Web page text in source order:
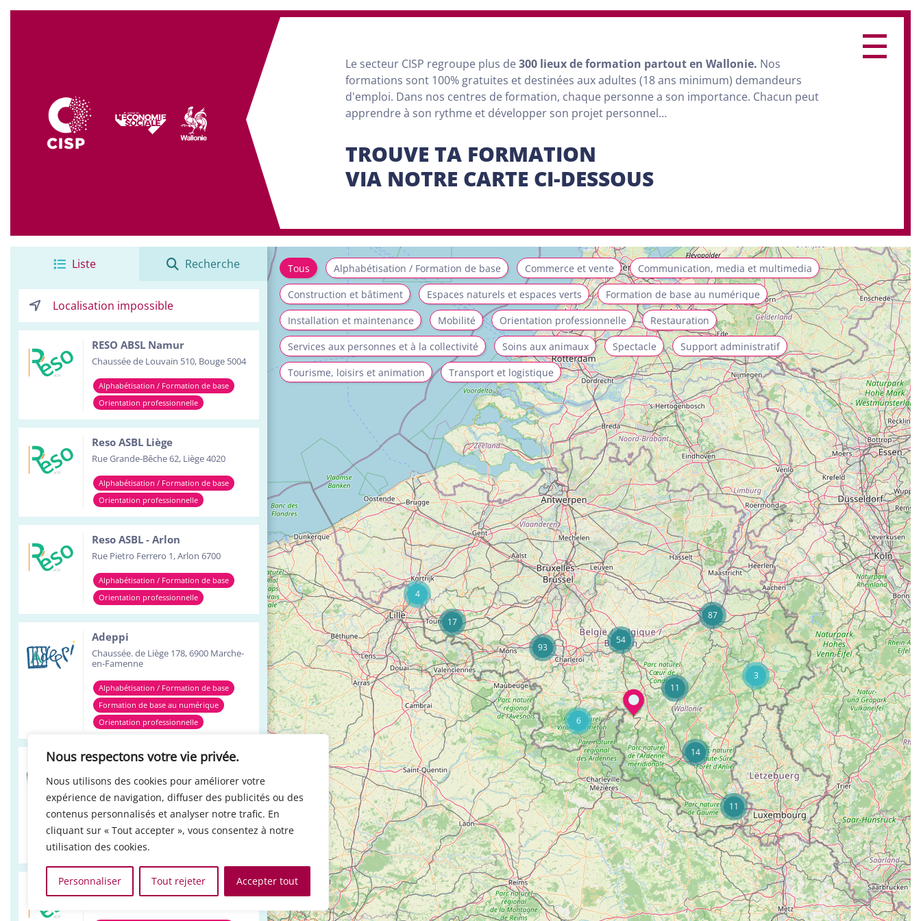
Nous respectons votre vie privée.
Nous utilisons des cookies pour améliorer votre
expérience de navigation, diffuser des publicités ou des
contenus personnalisés et analyser notre trafic. En
cliquant sur « Tout accepter », vous consentez à notre
utilisation des cookies.
Personnaliser Tout rejeter Accepter tout
Le secteur CISP regroupe plus de300 lieux de formation partout en Wallonie. Nos
formations sont 100% gratuites et destinées aux adultes (18 ans minimum) demandeurs
d'emploi. Dans nos centres de formation, chaque personne a son importance. Chacun peut
apprendre à son rythme et développer son projet personnel…
TROUVE TA FORMATION
VIA NOTRE CARTE CI-DESSOUS
Liste Recherche
RESO ABSL Namur
Chaussée de Louvain 510, Bouge 5004
Alphabétisation / Formation de base
Orientation professionnelle
Reso ASBL Liège
Rue Grande-Bêche 62, Liège 4020
Alphabétisation / Formation de base
Orientation professionnelle
Reso ASBL - Arlon
Rue Pietro Ferrero 1, Arlon 6700
Alphabétisation / Formation de base
Orientation professionnelle
Adeppi
Chaussée. de Liège 178, 6900 Marche-
en-Famenne
Alphabétisation / Formation de base
Formation de base au numérique
Orientation professionnelle
Adeppi
Avenue de l'Europe 1A, 7903 Leuze-en-
Hainaut
Alphabétisation / Formation de base
Formation de base au numérique
Orientation professionnelle
Réso ASBL Verviers
Tous Alphabétisation / Formation de base Commerce et vente
Communication, media et multimedia
Construction et bâtiment
Espaces naturels et espaces verts
Formation de base au numérique
Installation et maintenance
Mobilité Orientation professionnelle
Restauration
Services aux personnes et à la collectivité
Soins aux animaux Spectacle
Support administratif
Tourisme, loisirs et animation
Transport et logistique
3
4
17
14
11
6
11
54
93
87
−